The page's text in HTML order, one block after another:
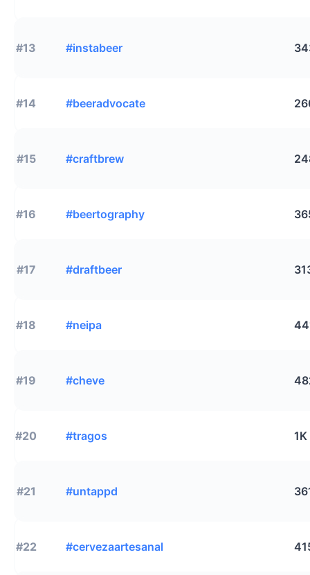
#13 #instabeer
#14 #beeradvocate
#15 #craftbrew
#16 #beertography
#17 #draftbeer
#18 #neipa
#19 #cheve
#20 #tragos 1K
#21 #untappd
#22 #cervezaartesanal